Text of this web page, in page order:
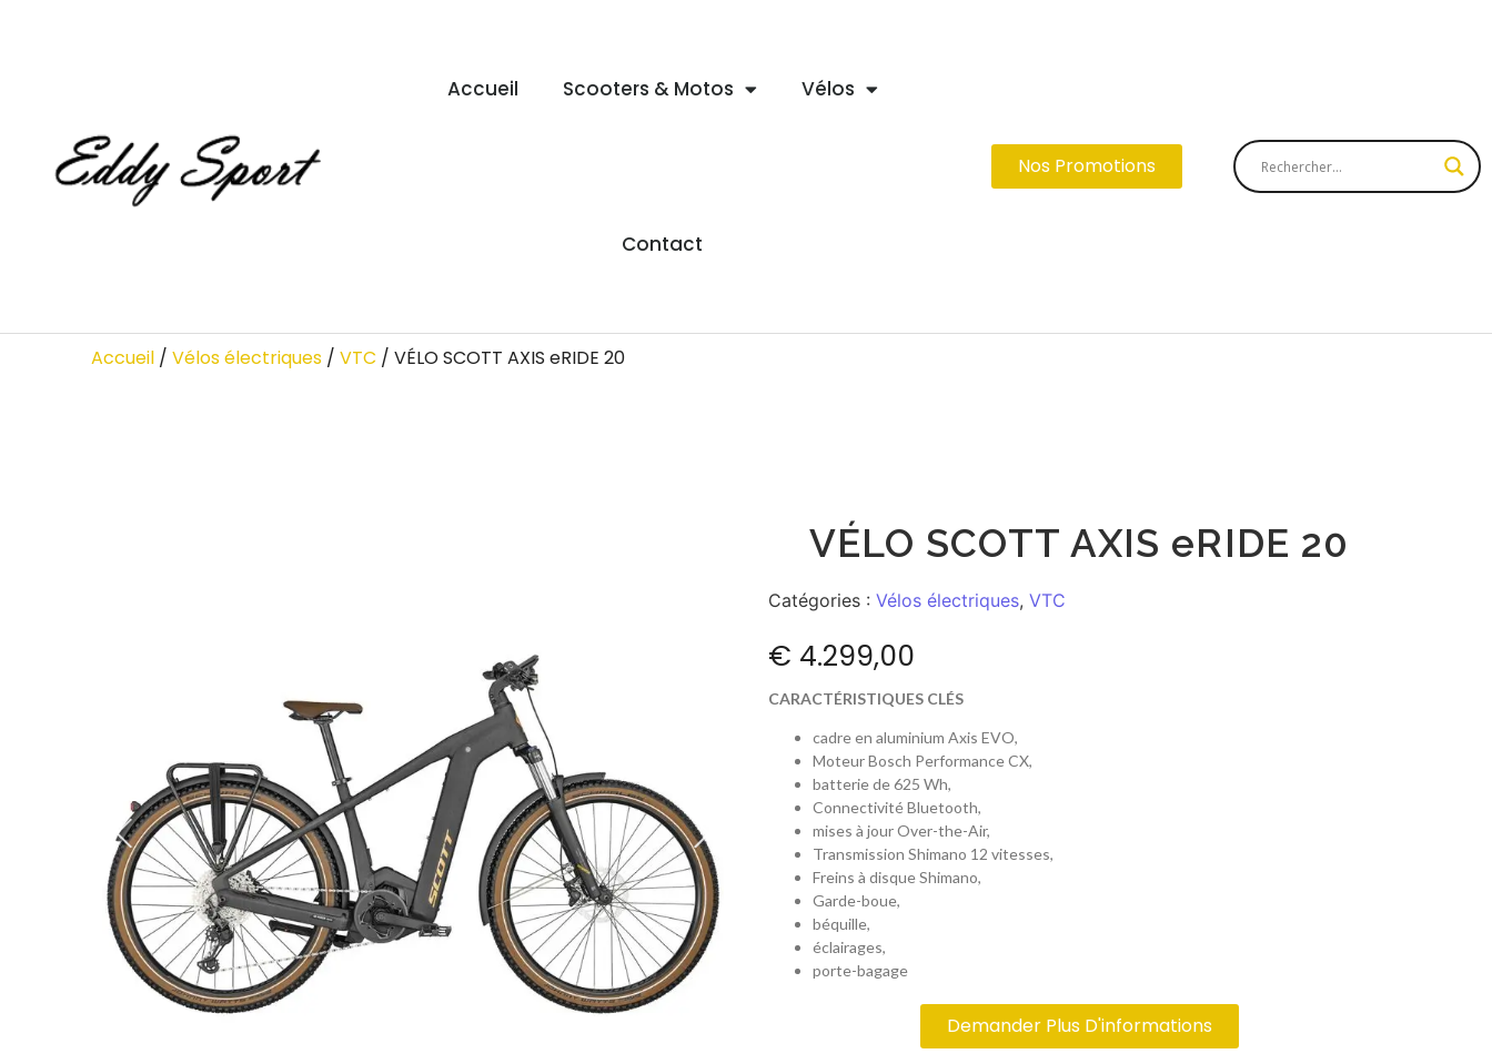
Accueil Scooters & Motos Vélos
Contact
Nos Promotions
Accueil / Vélos électriques / VTC / VÉLO SCOTT AXIS eRIDE 20
VÉLO SCOTT AXIS eRIDE 20
Catégories : Vélos électriques, VTC
€ 4.299,00
CARACTÉRISTIQUES CLÉS
cadre en aluminium Axis EVO,
Moteur Bosch Performance CX,
batterie de 625 Wh,
Connectivité Bluetooth,
mises à jour Over-the-Air,
Transmission Shimano 12 vitesses,
Freins à disque Shimano,
Garde-boue,
béquille,
éclairages,
porte-bagage
Demander Plus D'informations